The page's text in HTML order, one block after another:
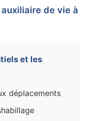
de vie à
et les
déplacements